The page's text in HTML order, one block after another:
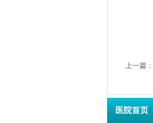
上一篇：
医院首页